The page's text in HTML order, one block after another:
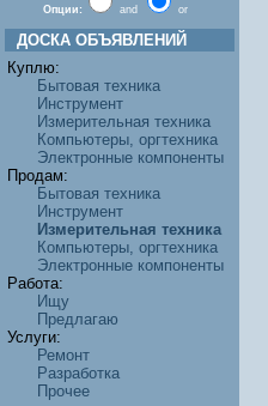
Опции: and or
ДОСКА ОБЪЯВЛЕНИЙ
Куплю:
Бытовая техника
Инструмент
Измерительная техника
Компьютеры, оргтехника
Электронные компоненты
Продам:
Бытовая техника
Инструмент
Измерительная техника
Компьютеры, оргтехника
Электронные компоненты
Работа:
Ищу
Предлагаю
Услуги:
Ремонт
Разработка
Прочее